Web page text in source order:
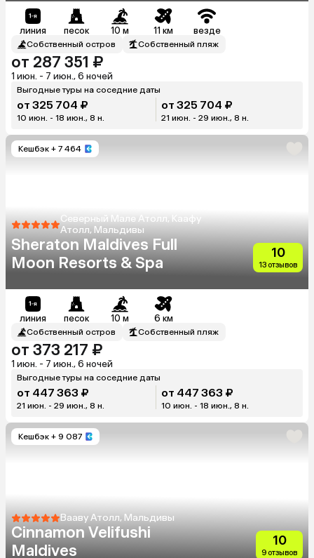
линия песок 10 м 11 км везде
Собственный остров Собственный пляж
от 287 351 ₽
1 июн. - 7 июн., 6 ночей
Выгодные туры на соседние даты
от 325 704 ₽
10 июн. - 18 июн., 8 н.
от 325 704 ₽
21 июн. - 29 июн., 8 н.
Кешбэк + 7 464
Северный Мале Атолл, Каафу
Атолл, Мальдивы
Sheraton Maldives Full
Moon Resorts & Spa
10
13 отзывов
линия песок 10 м 6 км
Собственный остров Собственный пляж
от 373 217 ₽
1 июн. - 7 июн., 6 ночей
Выгодные туры на соседние даты
от 447 363 ₽
21 июн. - 29 июн., 8 н.
от 447 363 ₽
10 июн. - 18 июн., 8 н.
Кешбэк + 9 087
Вааву Атолл, Мальдивы
Cinnamon Velifushi
Maldives
10
9 отзывов